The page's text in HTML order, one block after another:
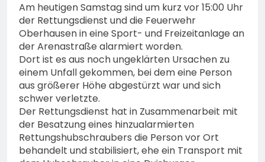
Am heutigen Samstag sind um kurz vor 15:00 Uhr
der Rettungsdienst und die Feuerwehr
Oberhausen in eine Sport- und Freizeitanlage an
der Arenastraße alarmiert worden.
Dort ist es aus noch ungeklärten Ursachen zu
einem Unfall gekommen, bei dem eine Person
aus größerer Höhe abgestürzt war und sich
schwer verletzte.
Der Rettungsdienst hat in Zusammenarbeit mit
der Besatzung eines hinzualarmierten
Rettungshubschraubers die Person vor Ort
behandelt und stabilisiert, ehe ein Transport mit